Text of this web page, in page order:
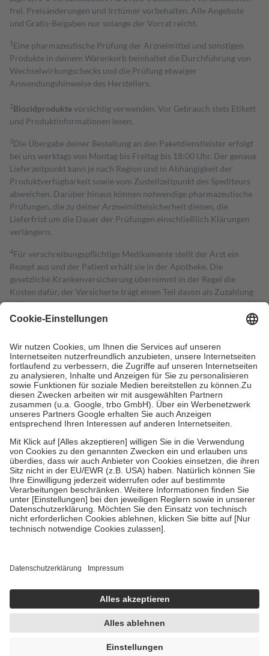
frei. Preisänderungen und Irrtümer vorbehalten. Alle Angebote
und Gratis-Beigaben nur solange der Vorrat reicht.
1 Eine pharmazeutische Prüfung der Arzneimittel und sonstigen
Produkte in deinem Warenkorb beinhaltet die Durchführung von
Wechselwirkungschecks und die Prüfung etwaiger
Anwendungshinweise des Herstellers.
2Biozidproduktevorsichtig verwenden. Vor Gebrauch stets Etikett
und Produktinformationen lesen.
3Die Übergabe deiner Bestellung an den Paketdienstleister erfolgt
bei uns werktags von Montag bis Freitag bis 18:00 Uhr. Der genaue
Lieferzeitpunkt kann je nach Region und in Abhängigkeit der
Produktverfügbarkeit sowie vom Zustellzeitpunkt des Spediteurs
abweichen. Darüber hinaus können notwendige pharmazeutische
Prüfungen, die zu deiner Arzneimittelsicherheit dienen, die
Lieferfrist um die Dauer der Prüfungen einschließlich Klärungen
verlängern.
4Für verschreibungspflichtige Medikamente stellt der Arzt ein
Rezept aus und der Patient erhält sie in der Apotheke. Die
gesetzliche Krankenversicherung übernimmt in der Regel die
Kosten dafür, der Versicherte trägt einen Teil davon als Zuzahlung
mit.
Grundsätzlich leisten Mitglieder Zuzahlungen in Höhe von zehn
höchstens zehn Euro.
Es sind jedoch nie mehr als die tatsächlichen
Kosten der Leistung zu entrichten.
Diese Regeln gelten grundsätzlich auch für Online-Apotheken.
Bei Heilmitteln und häuslicher Krankenpflege beträgt die
Zuzahlung zehn Prozent der Kosten sowie zehn Euro je
Verordnung.
Um das Engagement der Versicherten für ihre eigene Gesundheit zu
stärken und die besondere Stellung der Familie zu unterstützen,
fallenkeine Zuzahlungenan bei:
• Kindern und Jugendlichen bis zum vollendeten 18. Lebensjahr
mit Ausnahme der Fahrkosten
• Untersuchungen zur Vorsorge und Früherkennung, die von der
GKV getragen werden
• empfohlenen Schutzimpfungen
• Harn- und Blutteststreifen
getroffen, um sicherzustellen, dass es sich um echte Bewertungen
https://help.etrusted.com/hc/de/articles/4419944605341
Einige Bilder und Inhalte wurden unter Zuhilfenahme künstlicher